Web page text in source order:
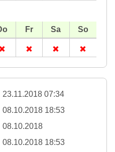
23.11.2018 07:34
08.10.2018 18:53
08.10.2018
08.10.2018 18:53